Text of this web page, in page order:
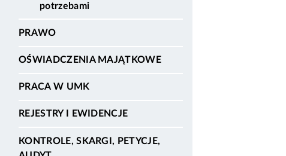
potrzebami
PRAWO
OŚWIADCZENIA MAJĄTKOWE
PRACA W UMK
REJESTRY I EWIDENCJE
KONTROLE, SKARGI, PETYCJE,